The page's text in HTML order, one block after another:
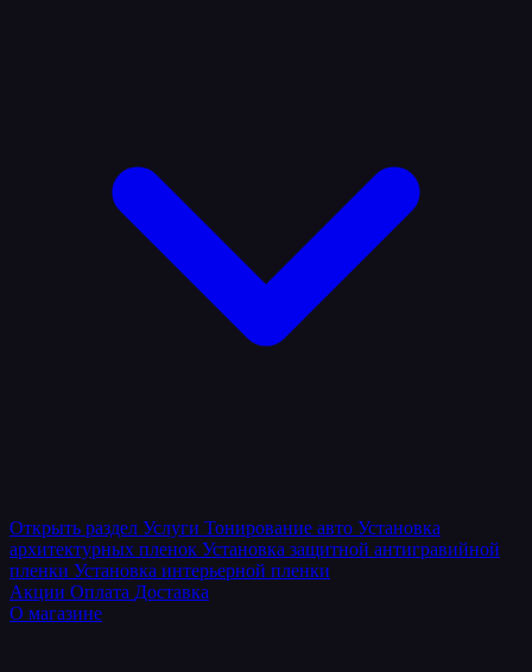
Открыть раздел Услуги Тонирование авто Установка
архитектурных пленок Установка защитной антигравийной
пленки Установка интерьерной пленки
Акции Оплата Доставка
О магазине